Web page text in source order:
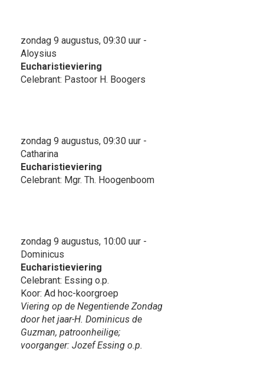
zondag 9 augustus, 09:30 uur -
Aloysius
Eucharistieviering
Celebrant: Pastoor H. Boogers
zondag 9 augustus, 09:30 uur -
Catharina
Eucharistieviering
Celebrant: Mgr. Th. Hoogenboom
zondag 9 augustus, 10:00 uur -
Dominicus
Eucharistieviering
Celebrant: Essing o.p.
Koor: Ad hoc-koorgroep
Viering op de Negentiende Zondag
door het jaar-H. Dominicus de
Guzman, patroonheilige;
voorganger: Jozef Essing o.p.